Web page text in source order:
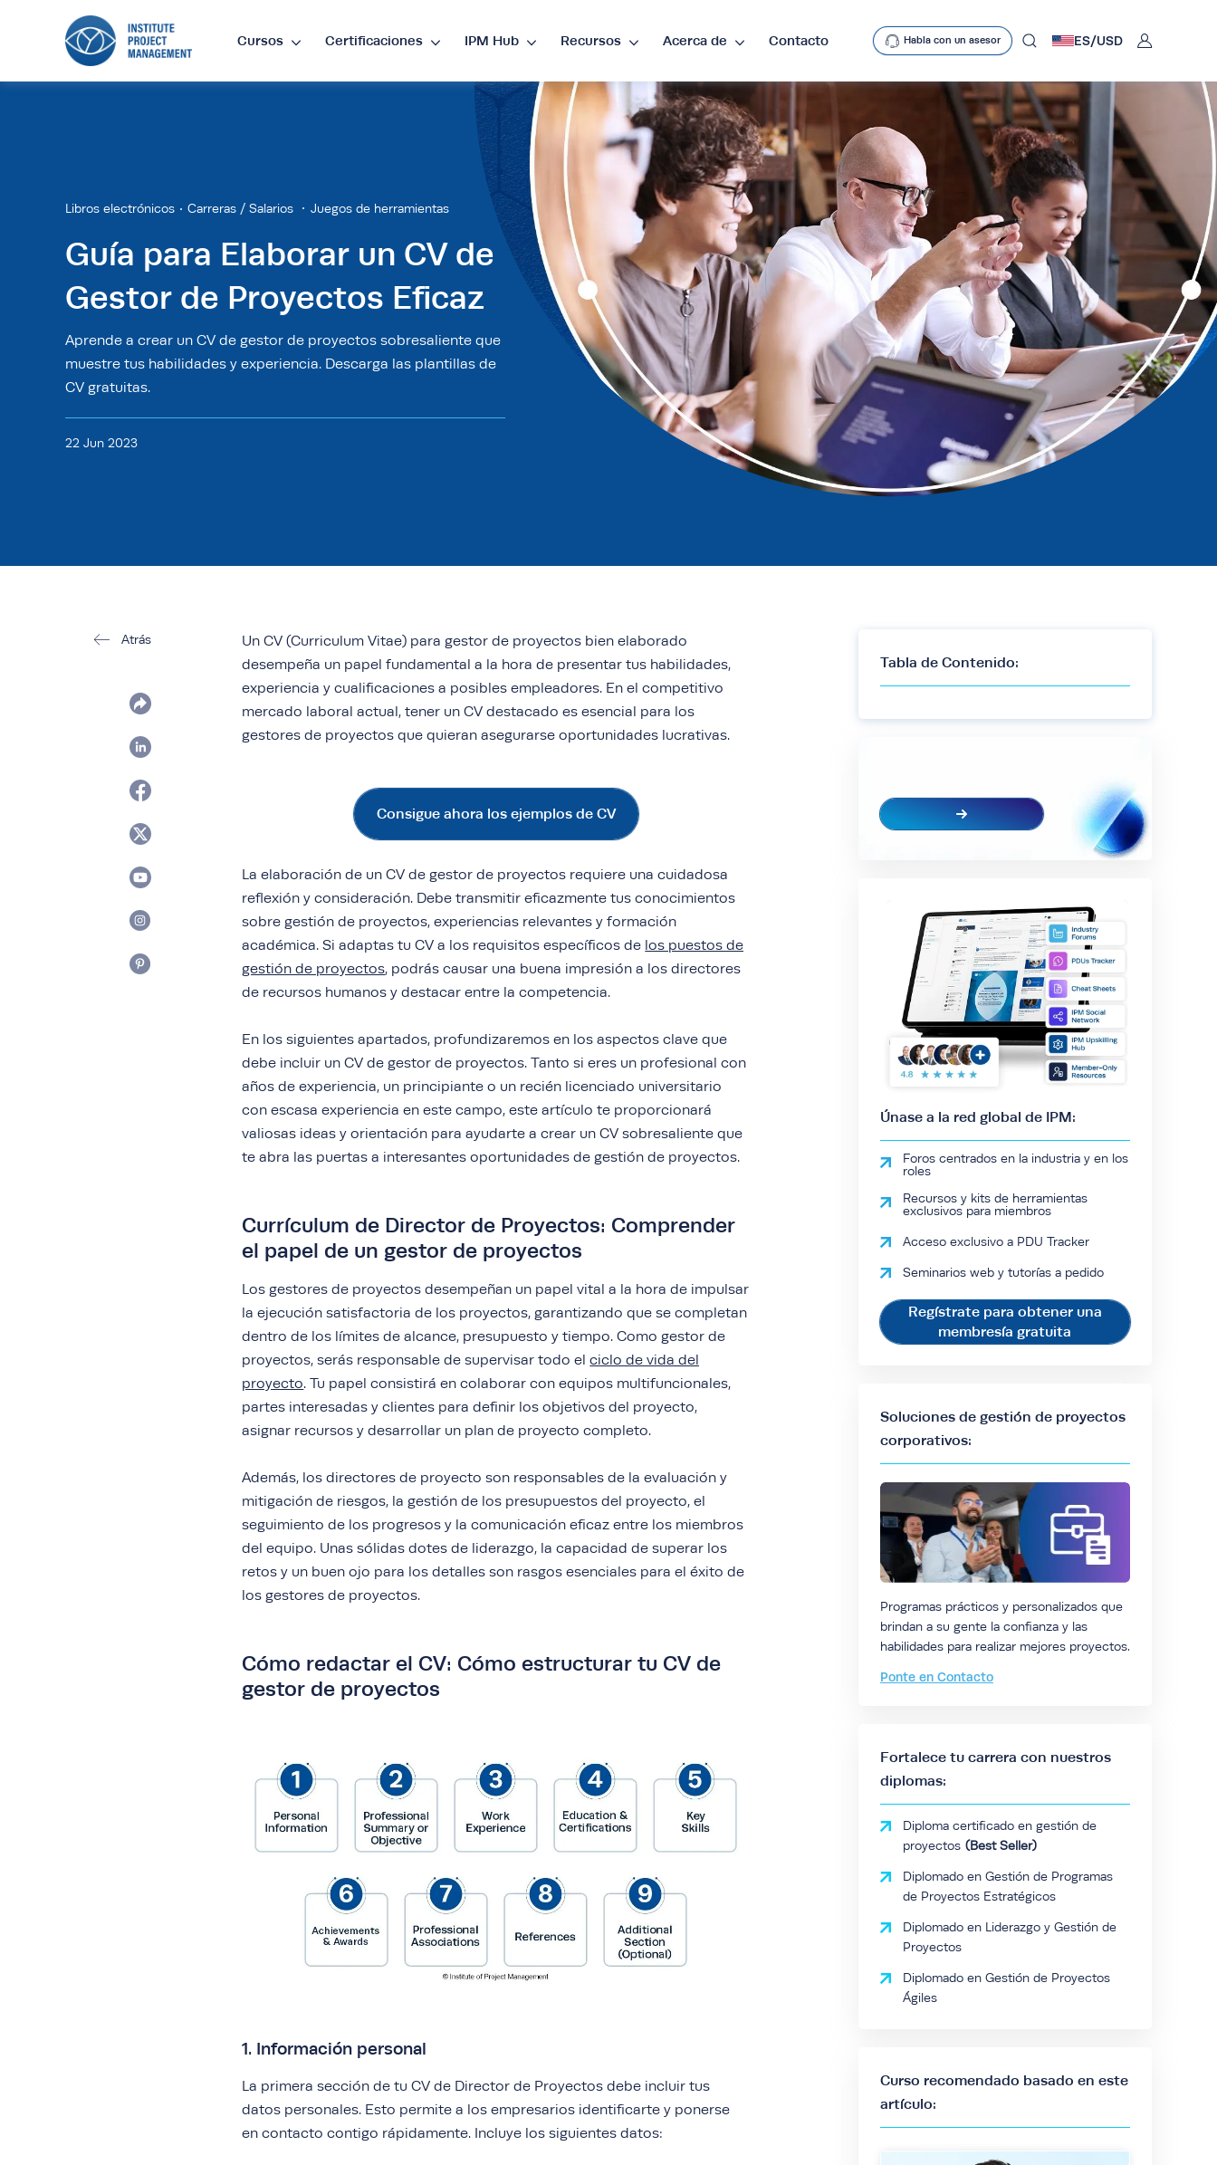
mobclose
ES Español
Currency
•USD د.إ•AED $•AUD
$•SGD R•ZAR
Cursos Certificaciones IPM Hub Recursos Acerca de Contacto Habla con un asesor ES/USD User
Libros electrónicos Carreras / Salarios Juegos de herramientas
Guía para Elaborar un CV de
Gestor de Proyectos Eficaz
Aprende a crear un CV de gestor de proyectos sobresaliente que
muestre tus habilidades y experiencia. Descarga las plantillas de
CV gratuitas.
22 Jun 2023
Atrás
Un CV (Curriculum Vitae) para gestor de proyectos bien elaborado
desempeña un papel fundamental a la hora de presentar tus habilidades,
experiencia y cualificaciones a posibles empleadores. En el competitivo
mercado laboral actual, tener un CV destacado es esencial para los
gestores de proyectos que quieran asegurarse oportunidades lucrativas.
Consigue ahora los ejemplos de CV
La elaboración de un CV de gestor de proyectos requiere una cuidadosa
reflexión y consideración. Debe transmitir eficazmente tus conocimientos
sobre gestión de proyectos, experiencias relevantes y formación
académica. Si adaptas tu CV a los requisitos específicos de los puestos de
gestión de proyectos, podrás causar una buena impresión a los directores
de recursos humanos y destacar entre la competencia.
En los siguientes apartados, profundizaremos en los aspectos clave que
debe incluir un CV de gestor de proyectos. Tanto si eres un profesional con
años de experiencia, un principiante o un recién licenciado universitario
con escasa experiencia en este campo, este artículo te proporcionará
valiosas ideas y orientación para ayudarte a crear un CV sobresaliente que
te abra las puertas a interesantes oportunidades de gestión de proyectos.
Currículum de Director de Proyectos: Comprender
el papel de un gestor de proyectos
Los gestores de proyectos desempeñan un papel vital a la hora de impulsar
la ejecución satisfactoria de los proyectos, garantizando que se completan
dentro de los límites de alcance, presupuesto y tiempo. Como gestor de
proyectos, serás responsable de supervisar todo elciclo de vida del
proyecto. Tu papel consistirá en colaborar con equipos multifuncionales,
partes interesadas y clientes para definir los objetivos del proyecto,
asignar recursos y desarrollar un plan de proyecto completo.
Además, los directores de proyecto son responsables de la evaluación y
mitigación de riesgos, la gestión de los presupuestos del proyecto, el
seguimiento de los progresos y la comunicación eficaz entre los miembros
del equipo. Unas sólidas dotes de liderazgo, la capacidad de superar los
retos y un buen ojo para los detalles son rasgos esenciales para el éxito de
los gestores de proyectos.
Cómo redactar el CV: Cómo estructurar tu CV de
gestor de proyectos
1. Información personal
La primera sección de tu CV de Director de Proyectos debe incluir tus
datos personales. Esto permite a los empresarios identificarte y ponerse
en contacto contigo rápidamente. Incluye los siguientes datos:
Tabla de Contenido:
Únase a la red global de IPM:
Foros centrados en la industria y en los
roles
Recursos y kits de herramientas
exclusivos para miembros
Acceso exclusivo a PDU Tracker
Seminarios web y tutorías a pedido
Regístrate para obtener una
membresía gratuita
Soluciones de gestión de proyectos
corporativos:
Programas prácticos y personalizados que
brindan a su gente la confianza y las
habilidades para realizar mejores proyectos.
Ponte en Contacto
Fortalece tu carrera con nuestros
diplomas:
Diploma certificado en gestión de
proyectos
Diplomado en Gestión de Programas
de Proyectos Estratégicos
Diplomado en Liderazgo y Gestión de
Proyectos
Diplomado en Gestión de Proyectos
Ágiles
Curso recomendado basado en este
artículo:
search